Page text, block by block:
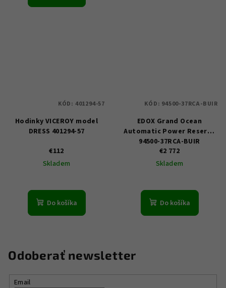
Hodinky VICEROY model
DRESS 401294-57
€112
Skladem
Do košíka
KÓD: 401294-57
EDOX Grand Ocean
Automatic Power Reserve
94500-37RCA-BUIR
€2 772
Skladem
Do košíka
KÓD: 94500-37RCA-BUIR
Odoberať newsletter
Email